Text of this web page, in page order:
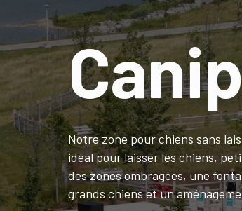
Notre zone pour chiens sans
idéal pour laisser les chiens,
des zones ombragées, une
grands chiens et un